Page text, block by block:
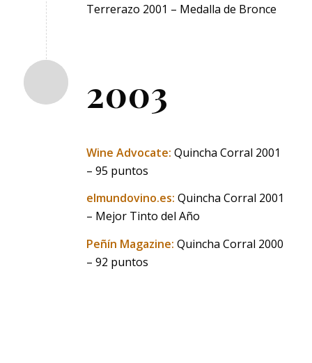
Terrerazo 2001 – Medalla de Bronce
2003
Wine Advocate: Quincha Corral 2001
– 95 puntos
elmundovino.es: Quincha Corral 2001
– Mejor Tinto del Año
Peñín Magazine: Quincha Corral 2000
– 92 puntos